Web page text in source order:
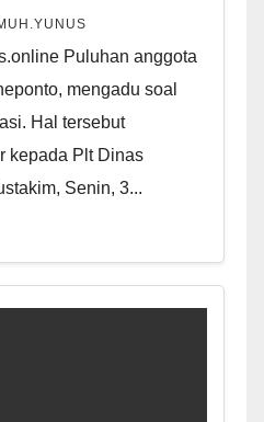
Puluhan anggota
mengadu soal
Hal tersebut
kepada Plt Dinas
Senin, 3...